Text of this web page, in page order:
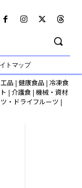
トマップ
品 | 健康食品 | 冷凍食
| 介護食 | 機械・資材
・ドライフルーツ |